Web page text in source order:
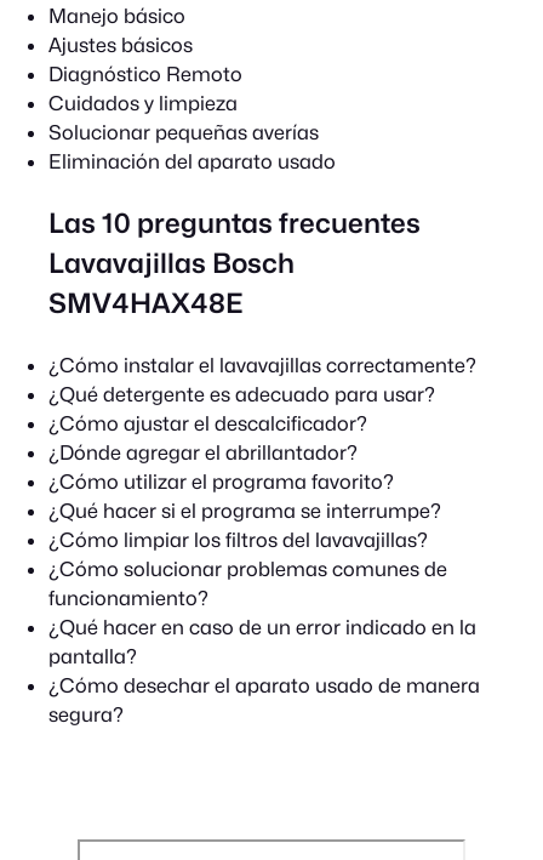
Manejo básico
Ajustes básicos
Diagnóstico Remoto
Cuidados y limpieza
Solucionar pequeñas averías
Eliminación del aparato usado
Las 10 preguntas frecuentes
Lavavajillas Bosch
SMV4HAX48E
¿Cómo instalar el lavavajillas correctamente?
¿Qué detergente es adecuado para usar?
¿Cómo ajustar el descalcificador?
¿Dónde agregar el abrillantador?
¿Cómo utilizar el programa favorito?
¿Qué hacer si el programa se interrumpe?
¿Cómo limpiar los filtros del lavavajillas?
¿Cómo solucionar problemas comunes de
funcionamiento?
¿Qué hacer en caso de un error indicado en la
pantalla?
¿Cómo desechar el aparato usado de manera
segura?